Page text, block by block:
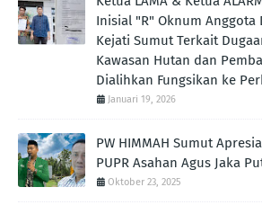
Inisial "R" Oknum Anggota
Kejati Sumut Terkait
Kawasan Hutan dan
Dialihkan Fungsikan ke
Januari 19, 2026
PW HIMMAH Sumut
PUPR Asahan Agus Jaka
Oktober 23, 2025